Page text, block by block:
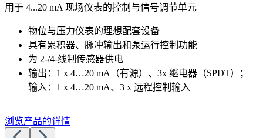
用于 4...20 mA 现场仪表的控制与信号调节单元
物位与压力仪表的理想配套设备
具有累积器、脉冲输出和泵运行控制功能
为 2-/4-线制传感器供电
输出：1 x 4…20 mA（有源）、3x 继电器（SPDT）；
输入：1 x 4…20 mA、3 x 远程控制输入
浏览产品的详情